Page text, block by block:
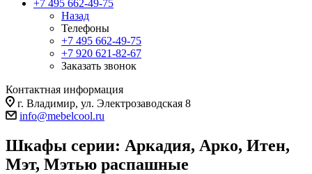
+7 495 662-49-75
Назад
Телефоны
+7 495 662-49-75
+7 920 621-82-67
Заказать звонок
Контактная информация
г. Владимир, ул. Электрозаводская 8
info@mebelcool.ru
Шкафы серии: Аркадия, Арко, Итен,
Мэт, Мэтью распашные